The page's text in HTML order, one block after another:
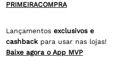
PRIMEIRACOMPRA
Lançamentos exclusivos e
cashback para usar nas lojas!
Baixe agora o App MVP